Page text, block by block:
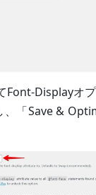
Font-Displayオプ
、「Save &